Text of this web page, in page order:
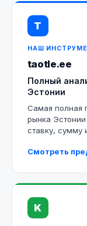
T
НАШ
taotle.ee
Полный
Эстонии
Самая полная
рынка
ставку, сумму
Смотреть
K